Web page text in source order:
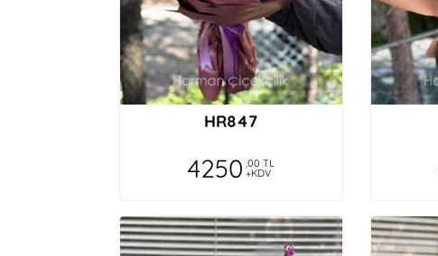
HR847
4250 ,00 TL
+KDV